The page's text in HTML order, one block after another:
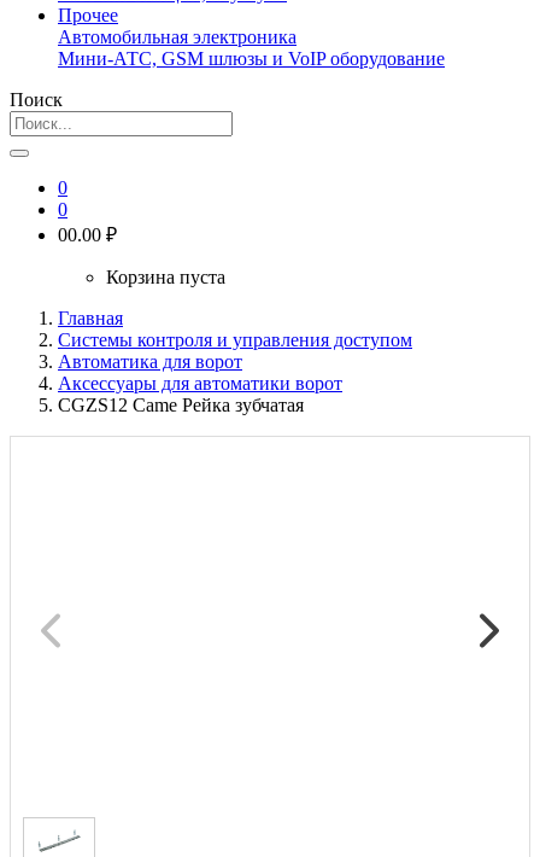
Прочее
Автомобильная электроника
Мини-АТС, GSM шлюзы и VoIP оборудование
Поиск
0
0
00.00 ₽
Корзина пуста
Главная
Системы контроля и управления доступом
Автоматика для ворот
Аксессуары для автоматики ворот
CGZS12 Came Рейка зубчатая